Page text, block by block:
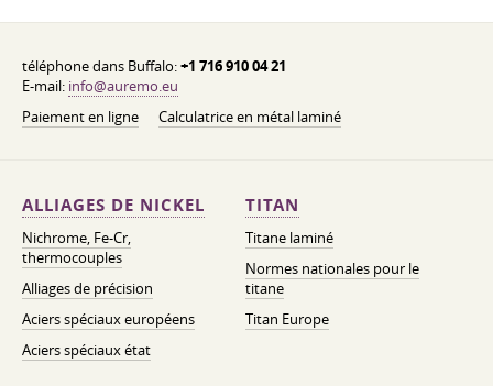
téléphone dans Buffalo:+1 716 910 04 21
E-mail: info@auremo.eu
Paiement en ligne
Calculatrice en métal laminé
ALLIAGES DE NICKEL
Nichrome, Fe-Cr,
thermocouples
Alliages de précision
Aciers spéciaux européens
Aciers spéciaux état
TITAN
Titane laminé
Normes nationales pour le
titane
Titan Europe